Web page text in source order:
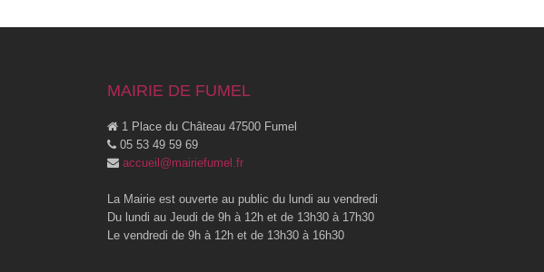
MAIRIE DE FUMEL
1 Place du Château 47500 Fumel
05 53 49 59 69
accueil@mairiefumel.fr
La Mairie est ouverte au public du lundi au vendredi
Du lundi au Jeudi de 9h à 12h et de 13h30 à 17h30
Le vendredi de 9h à 12h et de 13h30 à 16h30